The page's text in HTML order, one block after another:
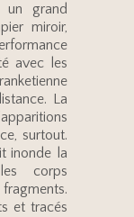
un grand
miroir,
avec les
La
surtout.
inonde la
corps
et tracés